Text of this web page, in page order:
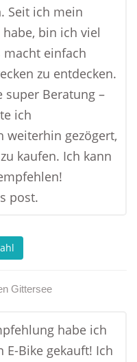
Seit ich mein
bin ich viel
macht einfach
zu entdecken.
super Beratung –
ich
weiterhin gezögert,
kaufen. Ich kann
post.
Gittersee
habe ich
Bike gekauft! Ich